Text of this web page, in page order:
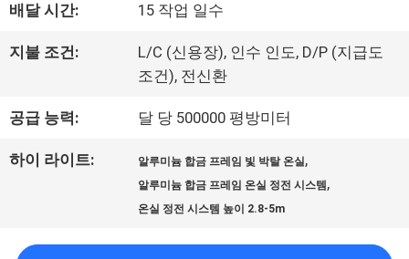
리
에
대
하
배달 시간: 15 작업 일수
지불 조건:
L/C (신용장), 인수 인도, D/P (지급도
조건), 전신환
공급 능력: 달 당 500000 평방미터
하이 라이트: 알루미늄 합금 프레임 빛 박탈 온실,
알루미늄 합금 프레임 온실 정전 시스템 ,
온실 정전 시스템 높이 2.8-5m